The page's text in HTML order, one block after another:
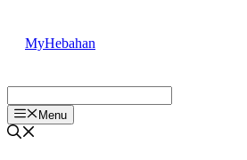
content
MyHebahan
Menu